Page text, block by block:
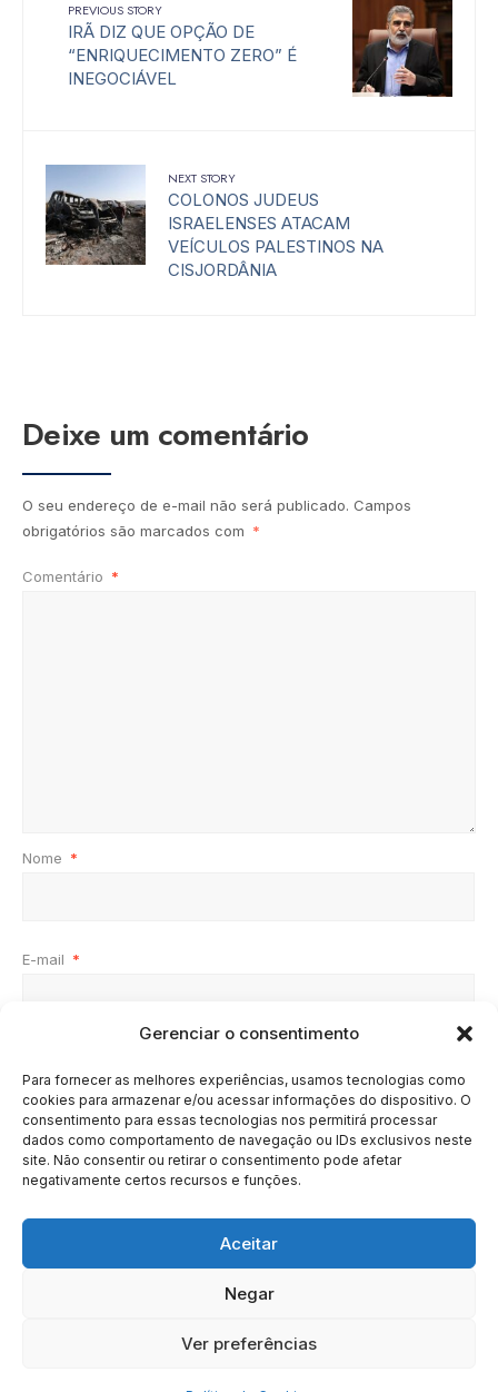
Gerenciar o consentimento
Para fornecer as melhores experiências, usamos tecnologias como
cookies para armazenar e/ou acessar informações do dispositivo. O
consentimento para essas tecnologias nos permitirá processar
dados como comportamento de navegação ou IDs exclusivos neste
site. Não consentir ou retirar o consentimento pode afetar
negativamente certos recursos e funções.
Aceitar
Negar
Ver preferências
PREVIOUS STORY
IRÃ DIZ QUE OPÇÃO DE
“ENRIQUECIMENTO ZERO” É
INEGOCIÁVEL
NEXT STORY
COLONOS JUDEUS
ISRAELENSES ATACAM
VEÍCULOS PALESTINOS NA
CISJORDÂNIA
Deixe um comentário
O seu endereço de e-mail não será publicado. Campos
obrigatórios são marcados com *
Comentário *
Nome *
E-mail *
SOBRE BRASIL